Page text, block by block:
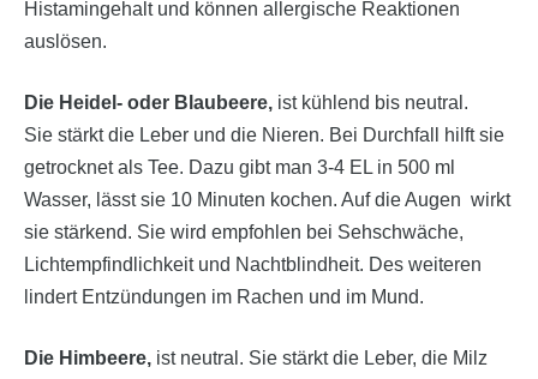
Histamingehalt und können allergische Reaktionen
auslösen.
Die Heidel- oder Blaubeere, ist kühlend bis neutral.
Sie stärkt die Leber und die Nieren. Bei Durchfall hilft sie
getrocknet als Tee. Dazu gibt man 3-4 EL in 500 ml
Wasser, lässt sie 10 Minuten kochen. Auf die Augen wirkt
sie stärkend. Sie wird empfohlen bei Sehschwäche,
Lichtempfindlichkeit und Nachtblindheit. Des weiteren
lindert Entzündungen im Rachen und im Mund.
Die Himbeere, ist neutral. Sie stärkt die Leber, die Milz